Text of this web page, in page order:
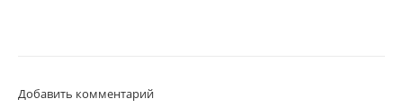
Добавить комментарий